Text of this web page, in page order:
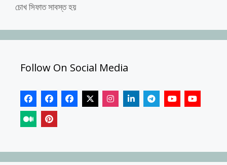
চোখ সিফাত সাবস্ত হয়
Follow On Social Media